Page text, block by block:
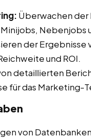
Überwachen
Nebenjobs
der Ergebnisse
und ROI.
detaillierten
für das Marketing-
von